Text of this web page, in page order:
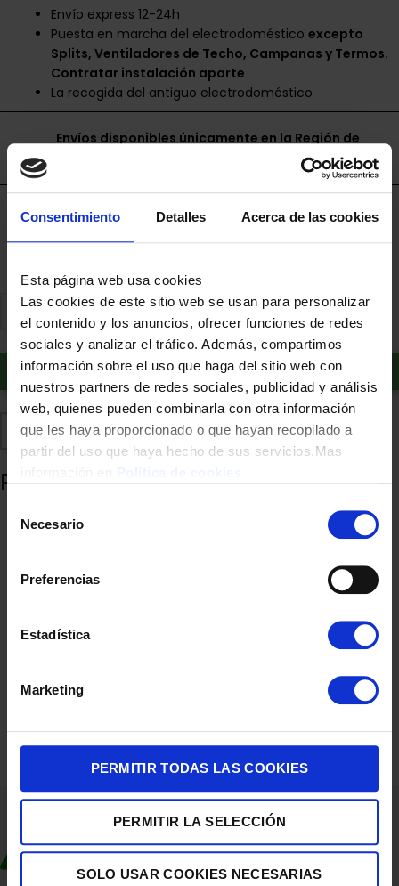
Consentimiento Detalles Acerca de las cookies
Esta página web usa cookies
Las cookies de este sitio web se usan para personalizar
el contenido y los anuncios, ofrecer funciones de redes
sociales y analizar el tráfico. Además, compartimos
información sobre el uso que haga del sitio web con
nuestros partners de redes sociales, publicidad y análisis
web, quienes pueden combinarla con otra información
que les haya proporcionado o que hayan recopilado a
partir del uso que haya hecho de sus servicios.Mas
Necesario
Preferencias
Estadística
Marketing
PERMITIR TODAS LAS COOKIES
PERMITIR LA SELECCIÓN
SOLO USAR COOKIES NECESARIAS
Envío express 12-24h
Puesta en marcha del electrodomésticoexcepto
Splits, Ventiladores de Techo, Campanas y Termos.
Contratar instalación aparte
La recogida del antiguo electrodoméstico
Envíos disponibles únicamente en la Región de
Financia a plazos con Cetelem
+ info
Añadir al carrito
Añadir a favoritos Comparte
Productos relacionados
BICICLETA ELECTRICA CECOTEC 07178 AUTONOMIA 80KM
699,00€